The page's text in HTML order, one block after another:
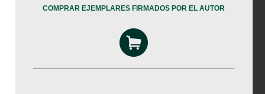
COMPRAR EJEMPLARES FIRMADOS POR EL AUTOR